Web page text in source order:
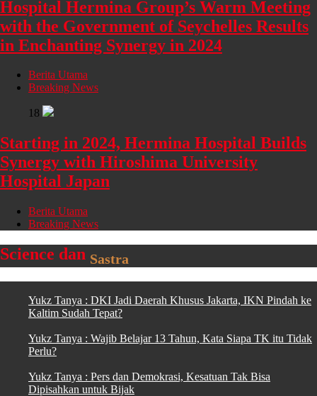
Hospital Hermina Group’s Warm Meeting
with the Government of Seychelles Results
in Enchanting Synergy in 2024
Berita Utama
Breaking News
18
Starting in 2024, Hermina Hospital Builds
Synergy with Hiroshima University
Hospital Japan
Berita Utama
Breaking News
Science dan Sastra
Yukz Tanya : DKI Jadi Daerah Khusus Jakarta, IKN Pindah ke
Kaltim Sudah Tepat?
Yukz Tanya : Wajib Belajar 13 Tahun, Kata Siapa TK itu Tidak
Perlu?
Yukz Tanya : Pers dan Demokrasi, Kesatuan Tak Bisa
Dipisahkan untuk Bijak